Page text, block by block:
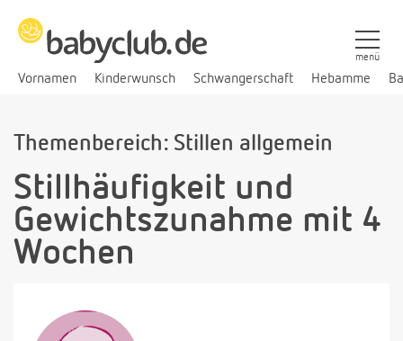
Vornamen Kinderwunsch Schwangerschaft Hebamme
menü
Themenbereich: Stillen allgemein
Stillhäufigkeit und
Gewichtszunahme mit 4
Wochen